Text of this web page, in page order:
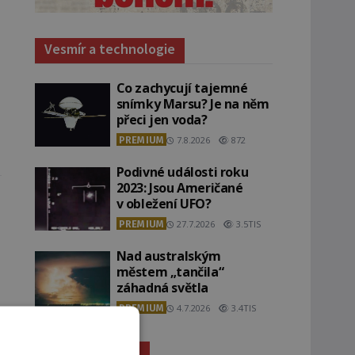
Vesmír a technologie
Co zachycují tajemné
snímky Marsu? Je na něm
přeci jen voda?
PREMIUM 7.8.2026 872
Podivné události roku
2023: Jsou Američané
v obležení UFO?
PREMIUM 27.7.2026 3.5TIS
Nad australským
městem „tančila“
záhadná světla
PREMIUM 4.7.2026 3.4TIS